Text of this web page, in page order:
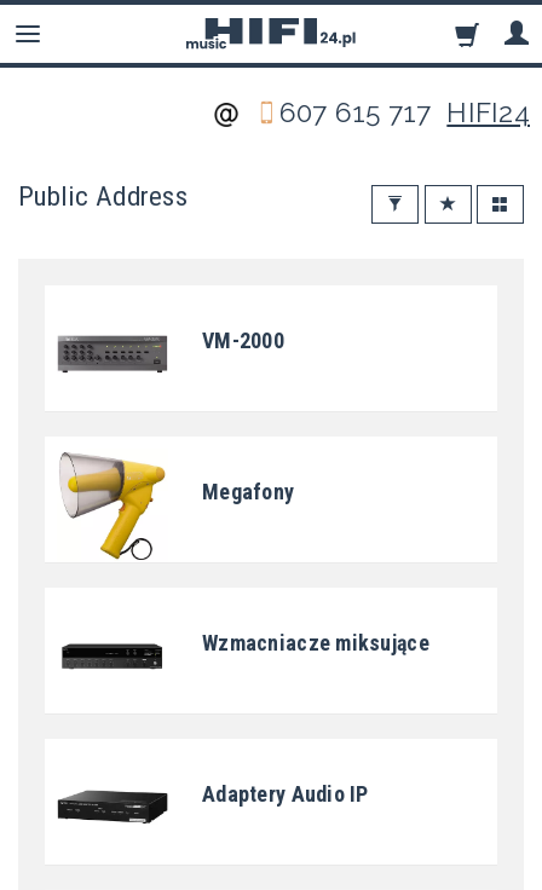
607 615 717 HIFI24
Public Address
VM-2000
Megafony
Wzmacniacze miksujące
Adaptery Audio IP